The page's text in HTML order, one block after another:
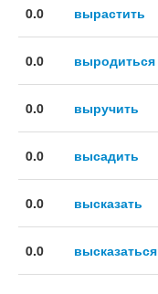
0.0 вырастить
0.0 выродиться
0.0 выручить
0.0 высадить
0.0 высказать
0.0 высказаться